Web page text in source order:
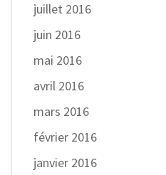
juillet 2016
juin 2016
mai 2016
avril 2016
mars 2016
février 2016
janvier 2016